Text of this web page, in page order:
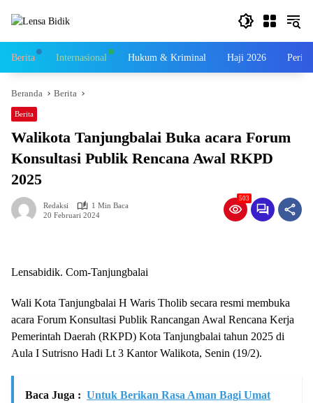
Berita Internasional Hukum & Kriminal Haji 2026
Beranda Berita
Berita
Walikota Tanjungbalai Buka acara Forum
Konsultasi Publik Rencana Awal RKPD
2025
Redaksi
1 Min Baca
20 Februari 2024
503
Lensabidik. Com-Tanjungbalai
Wali Kota Tanjungbalai H Waris Tholib secara resmi membuka
acara Forum Konsultasi Publik Rancangan Awal Rencana Kerja
Pemerintah Daerah (RKPD) Kota Tanjungbalai tahun 2025 di
Aula I Sutrisno Hadi Lt 3 Kantor Walikota, Senin (19/2).
Baca Juga : Untuk Berikan Rasa Aman Bagi Umat